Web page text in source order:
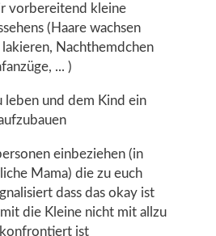
vorbereitend kleine
(Haare wachsen
lakieren, Nachthemdchen
... )
leben und dem Kind ein
einbeziehen (in
Mama) die zu euch
dass das okay ist
die Kleine nicht mit allzu
ist